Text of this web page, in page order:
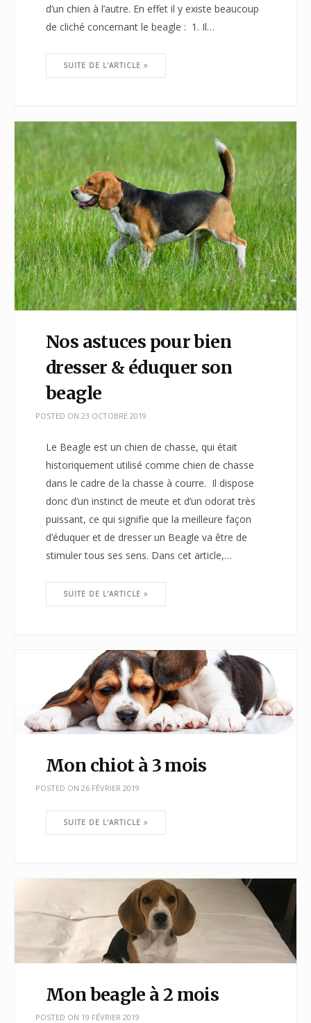
d’un chien à l’autre. En effet il y existe beaucoup
de cliché concernant le beagle : 1. Il…
SUITE DE L'ARTICLE
Nos astuces pour bien
dresser & éduquer son
beagle
POSTED ON 23 OCTOBRE 2019
Le Beagle est un chien de chasse, qui était
historiquement utilisé comme chien de chasse
dans le cadre de la chasse à courre. Il dispose
donc d’un instinct de meute et d’un odorat très
puissant, ce qui signifie que la meilleure façon
d’éduquer et de dresser un Beagle va être de
stimuler tous ses sens. Dans cet article,…
SUITE DE L'ARTICLE
Mon chiot à 3 mois
POSTED ON 26 FÉVRIER 2019
SUITE DE L'ARTICLE
Mon beagle à 2 mois
POSTED ON 19 FÉVRIER 2019